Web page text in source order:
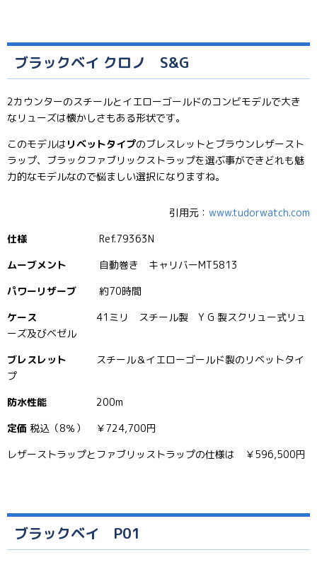
ブラックベイ クロノ S&G
2カウンターのスチールとイエローゴールドのコンビモデルで大き
なリューズは懐かしさもある形状です。
このモデルはリベットタイプのブレスレットとブラウンレザースト
ラップ、ブラックファブリックストラップを選ぶ事ができどれも魅
力的なモデルなので悩ましい選択になりますね。
引用元： www.tudorwatch.com
仕様 Ref.79363N
ムーブメント 自動巻き キャリバーMT5813
パワーリザーブ 約70時間
ケース
41ミリ スチール製 Y G 製スクリュー式リュ
ーズ及びベゼル
ブレスレット スチール＆イエローゴールド製のリベットタイ
プ
防水性能
200m
定価 税込（8％） ￥724,700円
レザーストラップとファブリッストラップの仕様は ￥596,500円
ブラックベイ P01